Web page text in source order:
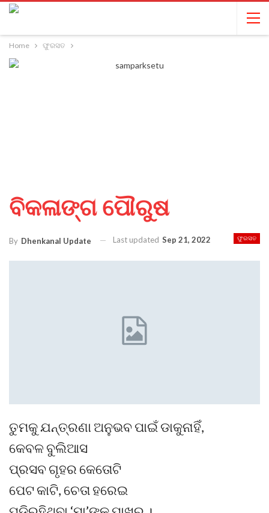
Home ଫୁରସତ
ବିକଳାଙ୍ଗ ପୌରୁଷ
ଫୁରସତ
By Dhenkanal Update Last updated Sep 21, 2022
ତୁମକୁ ଯନ୍ତ୍ରଣା ଅନୁଭବ ପାଇଁ ଡାକୁନାହିଁ,
କେବଳ ବୁଲିଆସ
ପ୍ରସବ ଗୃହର କେତୋଟି
ପେଟ କାଟି, ଚେତା ହରେଇ